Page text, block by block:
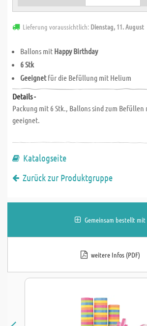
Lieferung voraussichtlich: Dienstag, 11. August
Ballons mit Happy Birthday
6 Stk
Geeignetfür die Befüllung mit Helium
Details -
Packung mit 6 Stk., Ballons sind zum Befüllen
geeignet.
Katalogseite
Zurück zur Produktgruppe
Gemeinsam bestellt mit
weitere Infos (PDF)